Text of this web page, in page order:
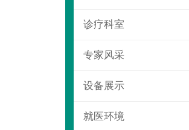
诊疗科室
专家风采
设备展示
就医环境